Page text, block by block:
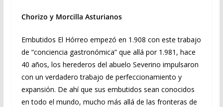
Chorizo y Morcilla Asturianos
Embutidos El Hórreo empezó en 1.908 con este trabajo
de “conciencia gastronómica” que allá por 1.981, hace
40 años, los herederos del abuelo Severino impulsaron
con un verdadero trabajo de perfeccionamiento y
expansión. De ahí que sus embutidos sean conocidos
en todo el mundo, mucho más allá de las fronteras de